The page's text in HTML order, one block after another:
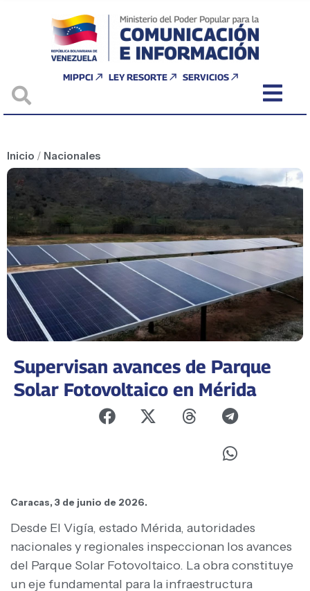
MIPPCI LEY RESORTE SERVICIOS
Inicio / Nacionales
Supervisan avances de Parque
Solar Fotovoltaico en Mérida
Caracas, 3 de junio de 2026.
Desde El Vigía, estado Mérida, autoridades
nacionales y regionales inspeccionan los avances
del Parque Solar Fotovoltaico. La obra constituye
un eje fundamental para la infraestructura